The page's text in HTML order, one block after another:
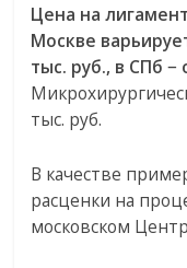
Цена на
Москве
тыс. руб., в СПб −
тыс. руб.
В качестве
расценки на
московском